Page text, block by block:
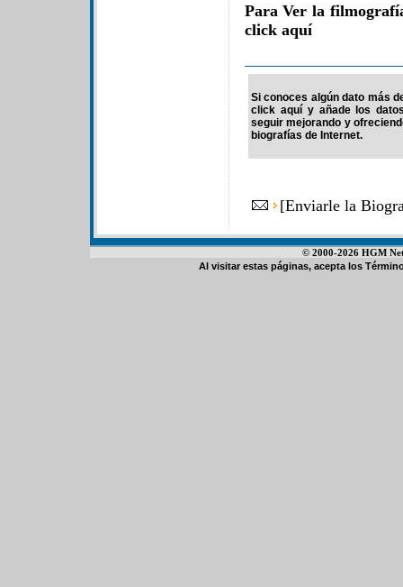
Para Ver la
click aquí
Si conoces algún dato más
click aquí y añade los
seguir mejorando y
biografías de Internet.
[Enviarle la
© 2000-2026 HGM
Al visitar estas páginas, acepta los